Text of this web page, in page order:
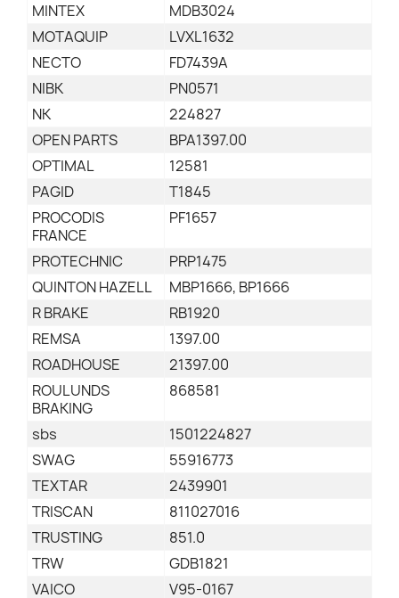
MINTEX
MDB3024
MOTAQUIP
LVXL1632
NECTO
FD7439A
NIBK
PN0571
NK
224827
OPEN PARTS
BPA1397.00
OPTIMAL
12581
PAGID
T1845
PROCODIS
FRANCE
PF1657
PROTECHNIC
PRP1475
QUINTON HAZELL
MBP1666, BP1666
R BRAKE
RB1920
REMSA
1397.00
ROADHOUSE
21397.00
ROULUNDS
BRAKING
868581
sbs
1501224827
SWAG
55916773
TEXTAR
2439901
TRISCAN
811027016
TRUSTING
851.0
TRW
GDB1821
VAICO
V95-0167